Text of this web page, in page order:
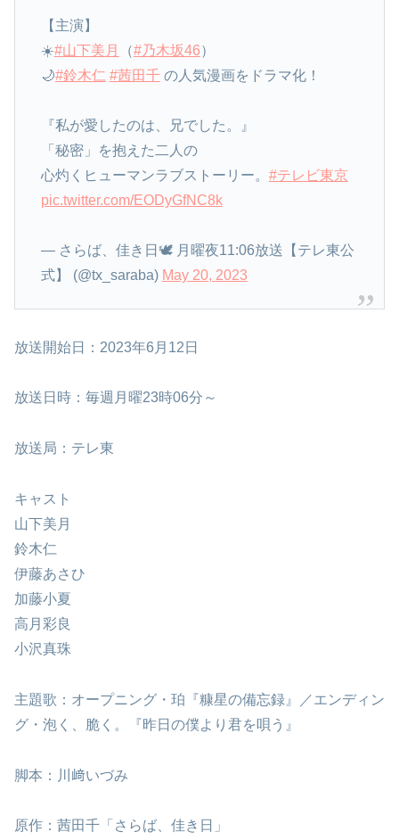
【主演】
☀️#山下美月 （#乃木坂46）
🌙#鈴木仁 #茜田千の人気漫画をドラマ化！
『私が愛したのは、兄でした。』
「秘密」を抱えた二人の
心灼くヒューマンラブストーリー。 #テレビ東京
pic.twitter.com/EODyGfNC8k
— さらば、佳き日🕊️ 月曜夜11:06放送【テレ東公
式】 (@tx_saraba) May 20, 2023
放送開始日：2023年6月12日
放送日時：毎週月曜23時06分～
放送局：テレ東
キャスト
山下美月
鈴木仁
伊藤あさひ
加藤小夏
高月彩良
小沢真珠
主題歌：オープニング・珀『糠星の備忘録』／エンディン
グ・泡く、脆く。『昨日の僕より君を唄う』
脚本：川﨑いづみ
原作：茜田千「さらば、佳き日」